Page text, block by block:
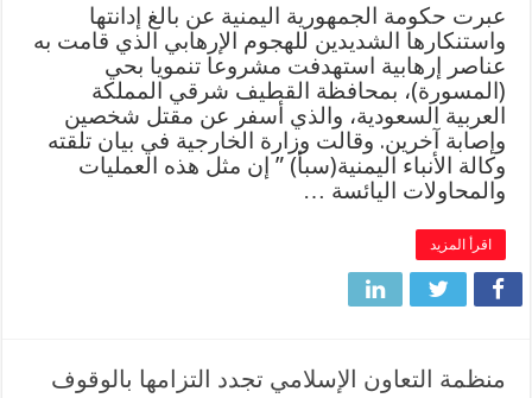
عبرت حكومة الجمهورية اليمنية عن بالغ إدانتها
واستنكارها الشديدين للهجوم الإرهابي الذي قامت به
عناصر إرهابية استهدفت مشروعا تنمويا بحي
(المسورة)، بمحافظة القطيف شرقي المملكة
العربية السعودية، والذي أسفر عن مقتل شخصين
وإصابة آخرين. وقالت وزارة الخارجية في بيان تلقته
وكالة الأنباء اليمنية(سبأ) ” إن مثل هذه العمليات
والمحاولات اليائسة …
اقرأ المزيد
منظمة التعاون الإسلامي تجدد التزامها بالوقوف